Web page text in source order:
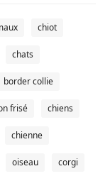
chiot
chats
border collie
frisé chiens
chienne
oiseau corgi